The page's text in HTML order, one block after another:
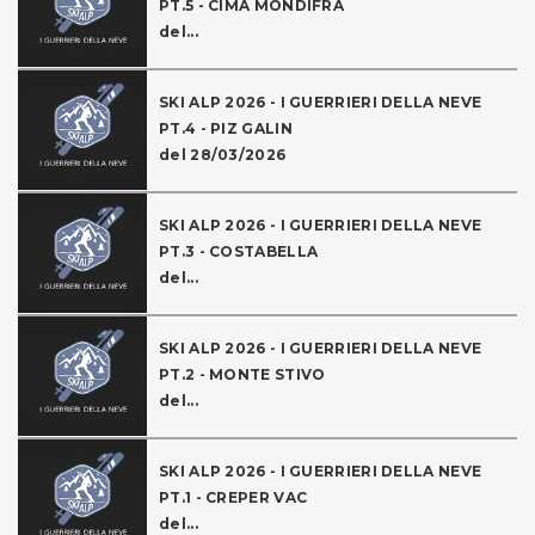
PT.5 - CIMA MONDIFRA
del...
SKI ALP 2026 - I GUERRIERI DELLA NEVE
PT.4 - PIZ GALIN
del 28/03/2026
SKI ALP 2026 - I GUERRIERI DELLA NEVE
PT.3 - COSTABELLA
del...
SKI ALP 2026 - I GUERRIERI DELLA NEVE
PT.2 - MONTE STIVO
del...
SKI ALP 2026 - I GUERRIERI DELLA NEVE
PT.1 - CREPER VAC
del...